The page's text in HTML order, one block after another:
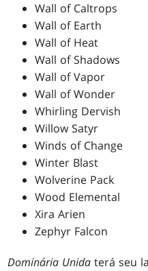
Wall of Caltrops
Wall of Earth
Wall of Heat
Wall of Shadows
Wall of Vapor
Wall of Wonder
Whirling Dervish
Willow Satyr
Winds of Change
Winter Blast
Wolverine Pack
Wood Elemental
Xira Arien
Zephyr Falcon
Dominária Unida terá seu